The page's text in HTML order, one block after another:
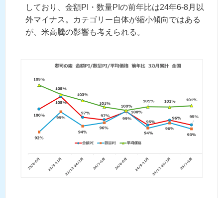
しており、金額PI・数量PIの前年比は24年6-8月以
外マイナス。カテゴリー自体が縮小傾向ではある
が、米高騰の影響も考えられる。